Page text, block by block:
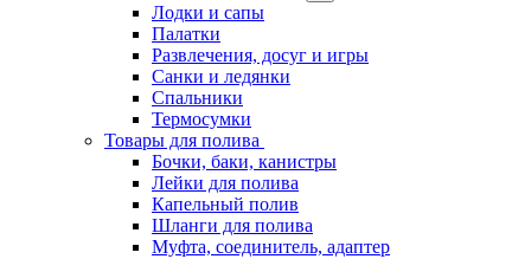
Лодки и сапы
Палатки
Развлечения, досуг и игры
Санки и ледянки
Спальники
Термосумки
Товары для полива
Бочки, баки, канистры
Лейки для полива
Капельный полив
Шланги для полива
Муфта, соединитель, адаптер